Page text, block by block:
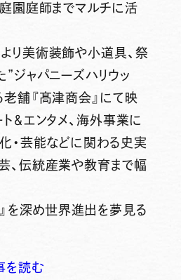
庭園庭師までマルチに活
り美術装飾や小道具、祭
”ジャパニーズハリウッ
老舗『髙津商会』にて映
＆エンタメ、海外事業に
・芸能などに関わる史実
、伝統産業や教育まで幅
』を深め世界進出を夢見る
を読む